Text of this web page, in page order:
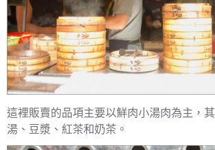
這裡販賣的品項主要以鮮肉小湯肉為主，
湯、豆漿、紅茶和奶茶。